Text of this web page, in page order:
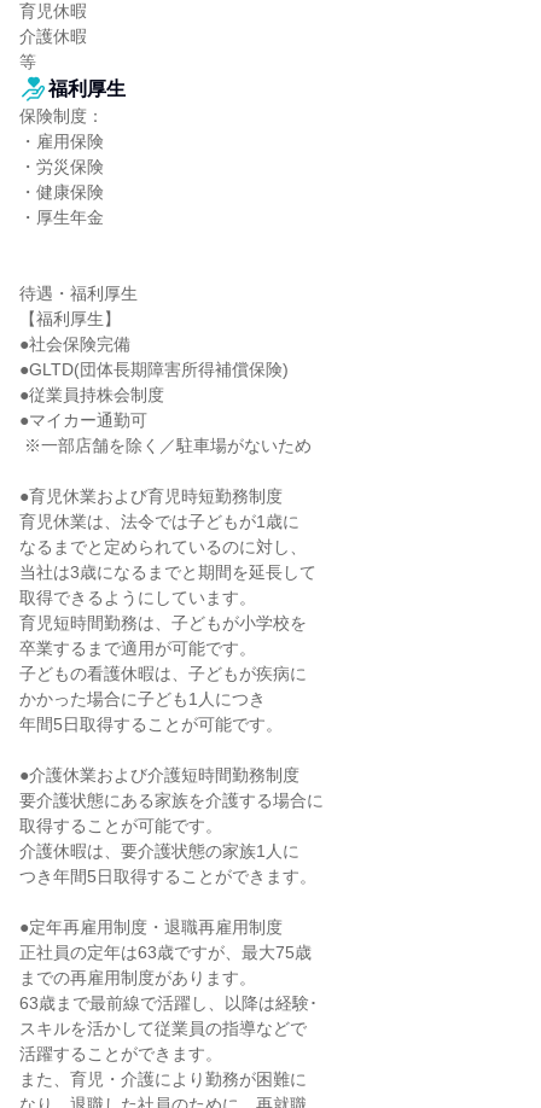
育児休暇
介護休暇
等
福利厚生
保険制度：
・雇用保険
・労災保険
・健康保険
・厚生年金
待遇・福利厚生
【福利厚生】
●社会保険完備
●GLTD(団体長期障害所得補償保険)
●従業員持株会制度
●マイカー通勤可
●育児休業および育児時短勤務制度
育児休業は、法令では子どもが1歳に
なるまでと定められているのに対し、
当社は3歳になるまでと期間を延長して
取得できるようにしています。
育児短時間勤務は、子どもが小学校を
卒業するまで適用が可能です。
子どもの看護休暇は、子どもが疾病に
かかった場合に子ども1人につき
年間5日取得することが可能です。
●介護休業および介護短時間勤務制度
要介護状態にある家族を介護する場合に
取得することが可能です。
介護休暇は、要介護状態の家族1人に
つき年間5日取得することができます。
●定年再雇用制度・退職再雇用制度
正社員の定年は63歳ですが、最大75歳
までの再雇用制度があります。
63歳まで最前線で活躍し、以降は経験･
スキルを活かして従業員の指導などで
活躍することができます。
また、育児・介護により勤務が困難に